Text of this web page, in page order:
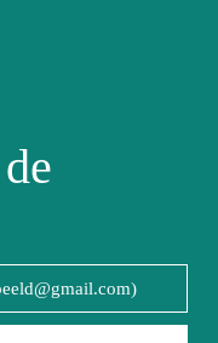
en MDF van